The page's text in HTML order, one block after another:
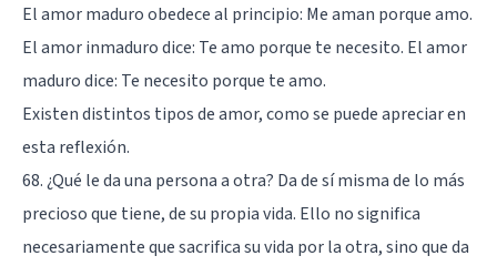
El amor maduro obedece al principio: Me aman porque amo.
El amor inmaduro dice: Te amo porque te necesito. El amor
maduro dice: Te necesito porque te amo.
Existen distintos tipos de amor, como se puede apreciar en
esta reflexión.
68. ¿Qué le da una persona a otra? Da de sí misma de lo más
precioso que tiene, de su propia vida. Ello no significa
necesariamente que sacrifica su vida por la otra, sino que da